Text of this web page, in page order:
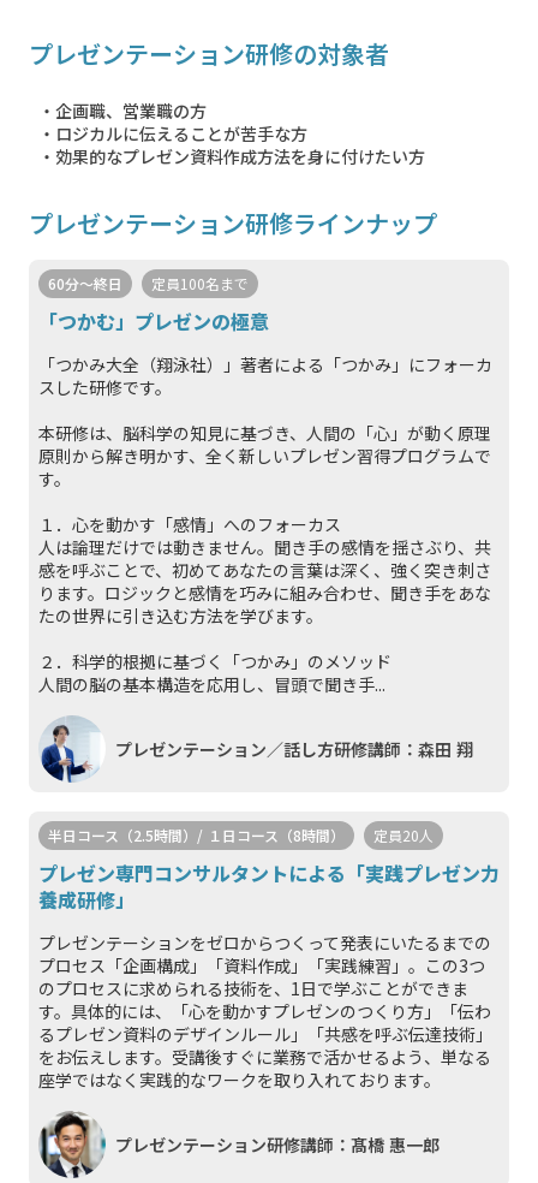
プレゼンテーション研修の対象者
・企画職、営業職の方
・ロジカルに伝えることが苦手な方
・効果的なプレゼン資料作成方法を身に付けたい方
プレゼンテーション研修ラインナップ
60分〜終日 定員100名まで
「つかむ」プレゼンの極意
「つかみ大全（翔泳社）」著者による「つかみ」にフォーカ
スした研修です。
本研修は、脳科学の知見に基づき、人間の「心」が動く原理
原則から解き明かす、全く新しいプレゼン習得プログラムで
す。
１．心を動かす「感情」へのフォーカス
人は論理だけでは動きません。聞き手の感情を揺さぶり、共
感を呼ぶことで、初めてあなたの言葉は深く、強く突き刺さ
ります。ロジックと感情を巧みに組み合わせ、聞き手をあな
たの世界に引き込む方法を学びます。
２．科学的根拠に基づく「つかみ」のメソッド
人間の脳の基本構造を応用し、冒頭で聞き手...
プレゼンテーション／話し方研修講師：森田 翔
半日コース（2.5時間）/ １日コース（8時間） 定員20人
プレゼン専門コンサルタントによる「実践プレゼン力
養成研修」
プレゼンテーションをゼロからつくって発表にいたるまでの
プロセス「企画構成」「資料作成」「実践練習」。この3つ
のプロセスに求められる技術を、1日で学ぶことができま
す。具体的には、「心を動かすプレゼンのつくり方」「伝わ
るプレゼン資料のデザインルール」「共感を呼ぶ伝達技術」
をお伝えします。受講後すぐに業務で活かせるよう、単なる
座学ではなく実践的なワークを取り入れております。
プレゼンテーション研修講師：髙橋 惠一郎